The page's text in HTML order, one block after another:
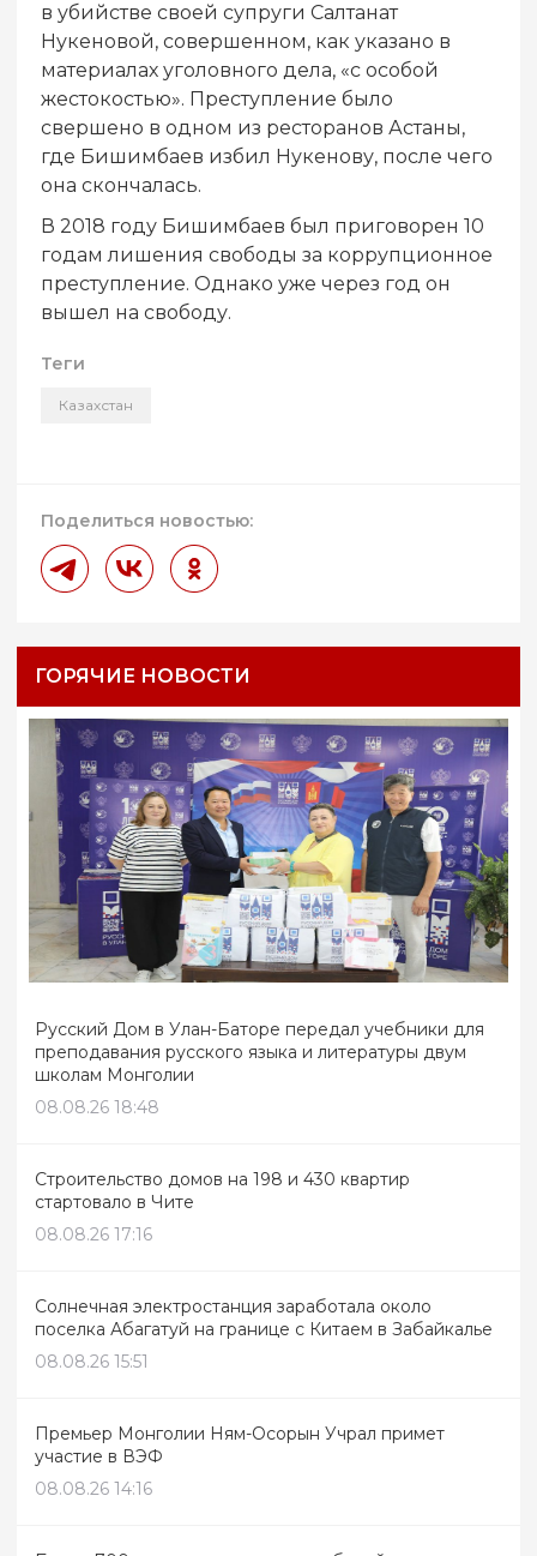
в убийстве своей супруги Салтанат
Нукеновой, совершенном, как указано в
материалах уголовного дела, «с особой
жестокостью». Преступление было
свершено в одном из ресторанов Астаны,
где Бишимбаев избил Нукенову, после чего
она скончалась.
В 2018 году Бишимбаев был приговорен 10
годам лишения свободы за коррупционное
преступление. Однако уже через год он
вышел на свободу.
Теги
Казахстан
Поделиться новостью:
ГОРЯЧИЕ НОВОСТИ
Русский Дом в Улан-Баторе передал учебники для
преподавания русского языка и литературы двум
школам Монголии
08.08.26 18:48
Строительство домов на 198 и 430 квартир
стартовало в Чите
08.08.26 17:16
Солнечная электростанция заработала около
поселка Абагатуй на границе с Китаем в Забайкалье
08.08.26 15:51
Премьер Монголии Ням-Осорын Учрал примет
участие в ВЭФ
08.08.26 14:16